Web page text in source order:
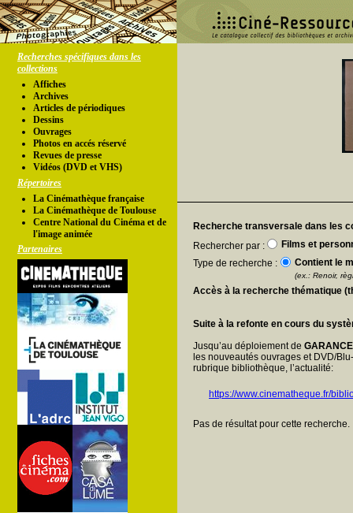
Recherches spécifiques dans les
collections
Affiches
Archives
Articles de périodiques
Dessins
Ouvrages
Photos en accés réservé
Revues de presse
Vidéos (DVD et VHS)
Répertoires
La Cinémathèque française
La Cinémathèque de Toulouse
Centre National du Cinéma et de
l'image animée
Partenaires
Recherche transversale dans les
Rechercher par :
Films et
Type de recherche :
Contient le
(ex.: Renoir,
Accès à la recherche thématique
Suite à la refonte en cours du
Jusqu’au déploiement de
les nouveautés ouvrages et DVD/
rubrique bibliothèque, l’actualité:
https://www.cinematheque.fr/
Pas de résultat pour cette recherche.